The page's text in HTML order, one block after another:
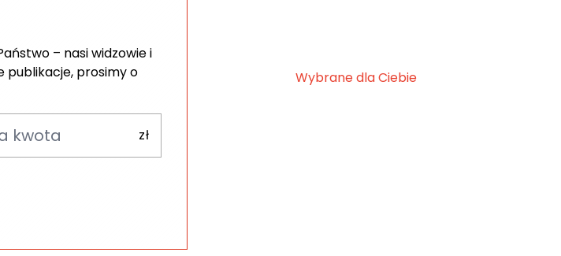
– nasi widzowie i
publikacje, prosimy o
Wybrane dla Ciebie